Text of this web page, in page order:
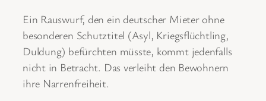
Ein Rauswurf, den ein deutscher Mieter ohne
besonderen Schutztitel (Asyl, Kriegsflüchtling,
Duldung) befürchten müsste, kommt jedenfalls
nicht in Betracht. Das verleiht den Bewohnern
ihre Narrenfreiheit.